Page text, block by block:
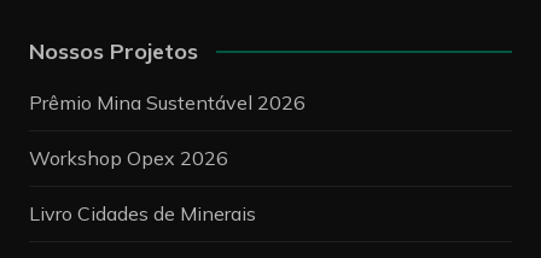
Nossos Projetos
Prêmio Mina Sustentável 2026
Workshop Opex 2026
Livro Cidades de Minerais